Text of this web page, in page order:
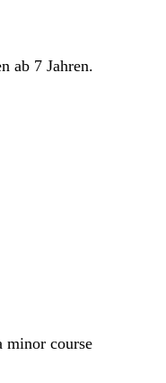
ab 7 Jahren.
minor course